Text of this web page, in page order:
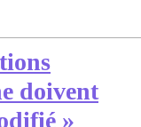
doivent
»